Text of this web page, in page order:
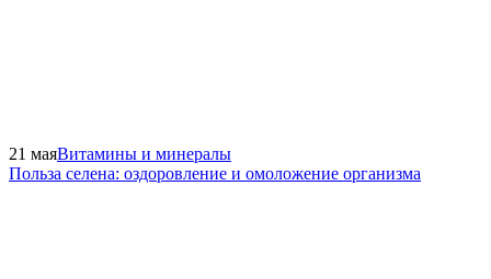
21 маяВитамины и минералы
Польза селена: оздоровление и омоложение организма